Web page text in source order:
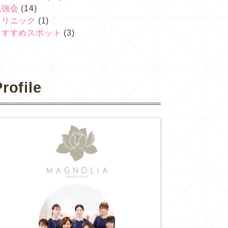
会 (14)
ニック (1)
すめスポット (3)